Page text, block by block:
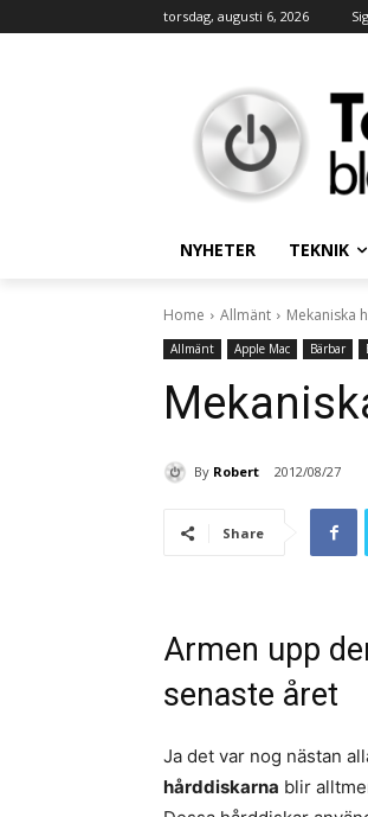
torsdag, augusti 6, 2026
NYHETER TEKNIK
Home Allmänt Mekaniska
Allmänt Apple Mac Bärbar
By Robert 2012/08/27
Share
Armen upp
senaste året
Ja det var nog nästan
hårddiskarna blir